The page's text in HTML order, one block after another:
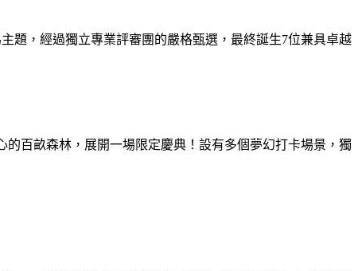
題，經過獨立專業評審團的嚴格甄選，最終誕生7位兼具卓越
百畝森林，展開一場限定慶典！設有多個夢幻打卡場景，獨